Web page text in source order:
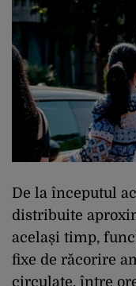
De la începutul
distribuite
același timp,
fixe de răcorire
circulate, între